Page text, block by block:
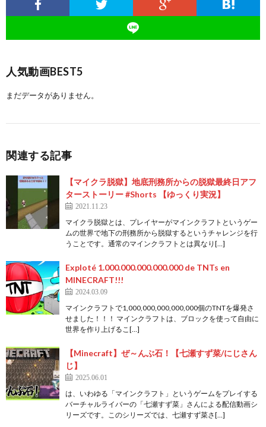
人気動画BEST5
まだデータがありません。
関連する記事
【マイクラ脱獄】地底刑務所からの脱獄最終日アフ
ターストーリー #Shorts 【ゆっくり実況】
2021.11.23
マイクラ脱獄とは、プレイヤーがマインクラフトというゲー
ムの世界で地下の刑務所から脱獄するというチャレンジを行
うことです。通常のマインクラフトとは異なり[…]
Exploté 1.000.000.000.000.000 de TNTs en
MINECRAFT!!!
2024.03.09
マインクラフトで1,000,000,000,000,000個のTNTを爆発さ
せました！！！ マインクラフトは、ブロックを使って自由に
世界を作り上げるこ[…]
【Minecraft】ぜ～んぶ石！【七瀬すず菜/にじさん
じ】
2025.06.01
は、いわゆる「マインクラフト」というゲームをプレイする
バーチャルライバーの「七瀬すず菜」さんによる配信動画シ
リーズです。このシリーズでは、七瀬すず菜さ[…]